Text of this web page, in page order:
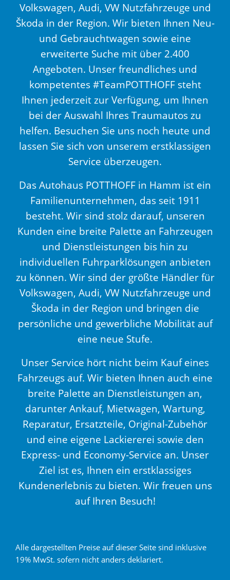
Volkswagen, Audi, VW Nutzfahrzeuge und
Škoda in der Region. Wir bieten Ihnen Neu-
und Gebrauchtwagen sowie eine
erweiterte Suche mit über 2.400
Angeboten. Unser freundliches und
kompetentes #TeamPOTTHOFF steht
Ihnen jederzeit zur Verfügung, um Ihnen
bei der Auswahl Ihres Traumautos zu
helfen. Besuchen Sie uns noch heute und
lassen Sie sich von unserem erstklassigen
Service überzeugen.
Das Autohaus POTTHOFF in Hamm ist ein
Familienunternehmen, das seit 1911
besteht. Wir sind stolz darauf, unseren
Kunden eine breite Palette an Fahrzeugen
und Dienstleistungen bis hin zu
individuellen Fuhrparklösungen anbieten
zu können. Wir sind der größte Händler für
Volkswagen, Audi, VW Nutzfahrzeuge und
Škoda in der Region und bringen die
persönliche und gewerbliche Mobilität auf
eine neue Stufe.
Unser Service hört nicht beim Kauf eines
Fahrzeugs auf. Wir bieten Ihnen auch eine
breite Palette an Dienstleistungen an,
darunter Ankauf, Mietwagen, Wartung,
Reparatur, Ersatzteile, Original-Zubehör
und eine eigene Lackiererei sowie den
Express- und Economy-Service an. Unser
Ziel ist es, Ihnen ein erstklassiges
Kundenerlebnis zu bieten. Wir freuen uns
auf Ihren Besuch!
Alle dargestellten Preise auf dieser Seite sind inklusive
19% MwSt. sofern nicht anders deklariert.